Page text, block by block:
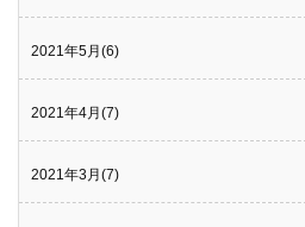
2021年5月(6)
2021年4月(7)
2021年3月(7)